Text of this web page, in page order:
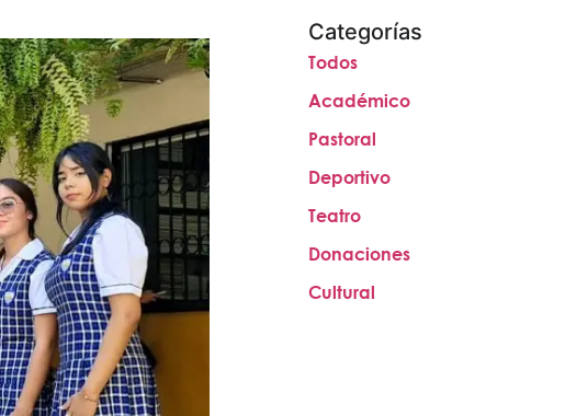
Categorías
Todos
Académico
Pastoral
Deportivo
Teatro
Donaciones
Cultural